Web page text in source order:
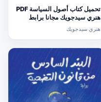
تحميل كتاب أصول السياسة PDF
هنري سيدجويك مجانا برابط
هنري سيدجويك